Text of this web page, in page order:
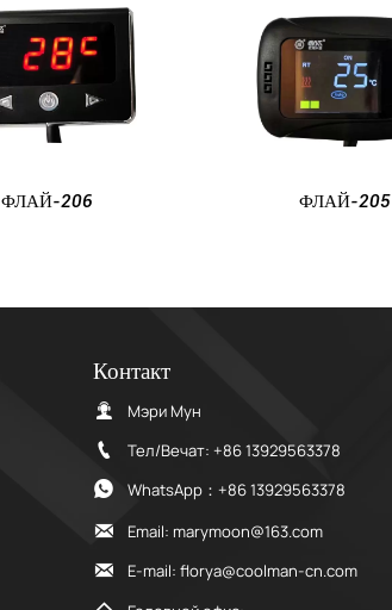
ФЛАЙ-206 ФЛАЙ-205
Контакт
 Мэри Мун
 Тел/Вечат: +86 13929563378
 WhatsApp：+86 13929563378
 Email: marymoon@163.com
 E-mail: florya@coolman-cn.com